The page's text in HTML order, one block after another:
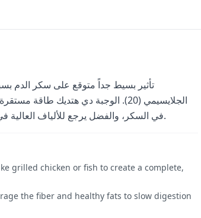
في السكر، والفضل يرجع للألياف العالية في الفاصوليا والدهون الصحية في اللوز وزيت الزيتون.
grilled chicken or fish to create a complete,
the fiber and healthy fats to slow digestion